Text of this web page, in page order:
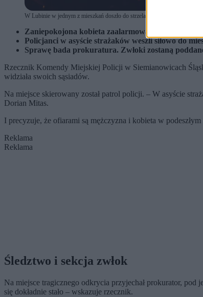
W Lubinie w jednym z mieszkań doszło do strzelaniny / zdjęcie
Zaniepokojona kobieta zaalarmowała służby o
Policjanci w asyście strażaków weszli siłowo do
Sprawę bada prokuratura. Zwłoki zostaną
Rzecznik Komendy Miejskiej Policji w Siemianowicach
widziała swoich sąsiadów.
Na miejsce skierowany został patrol policji. – W asyście
Dorian Mitas.
I precyzuje, że ofiarami są mężczyzna i kobieta w
Reklama
Reklama
Śledztwo i sekcja zwłok
Na miejsce tragicznego odkrycia przyjechał prokurator, pod
się dokładnie stało – wskazuje rzecznik.